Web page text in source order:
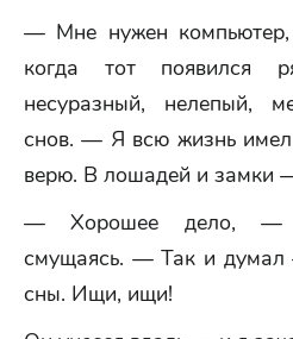
— Мне нужен
когда тот
несуразный, нелепый,
снов. — Я всю жизнь
верю. В лошадей и замки
— Хорошее дело, —
смущаясь. — Так и думал
сны. Ищи, ищи!